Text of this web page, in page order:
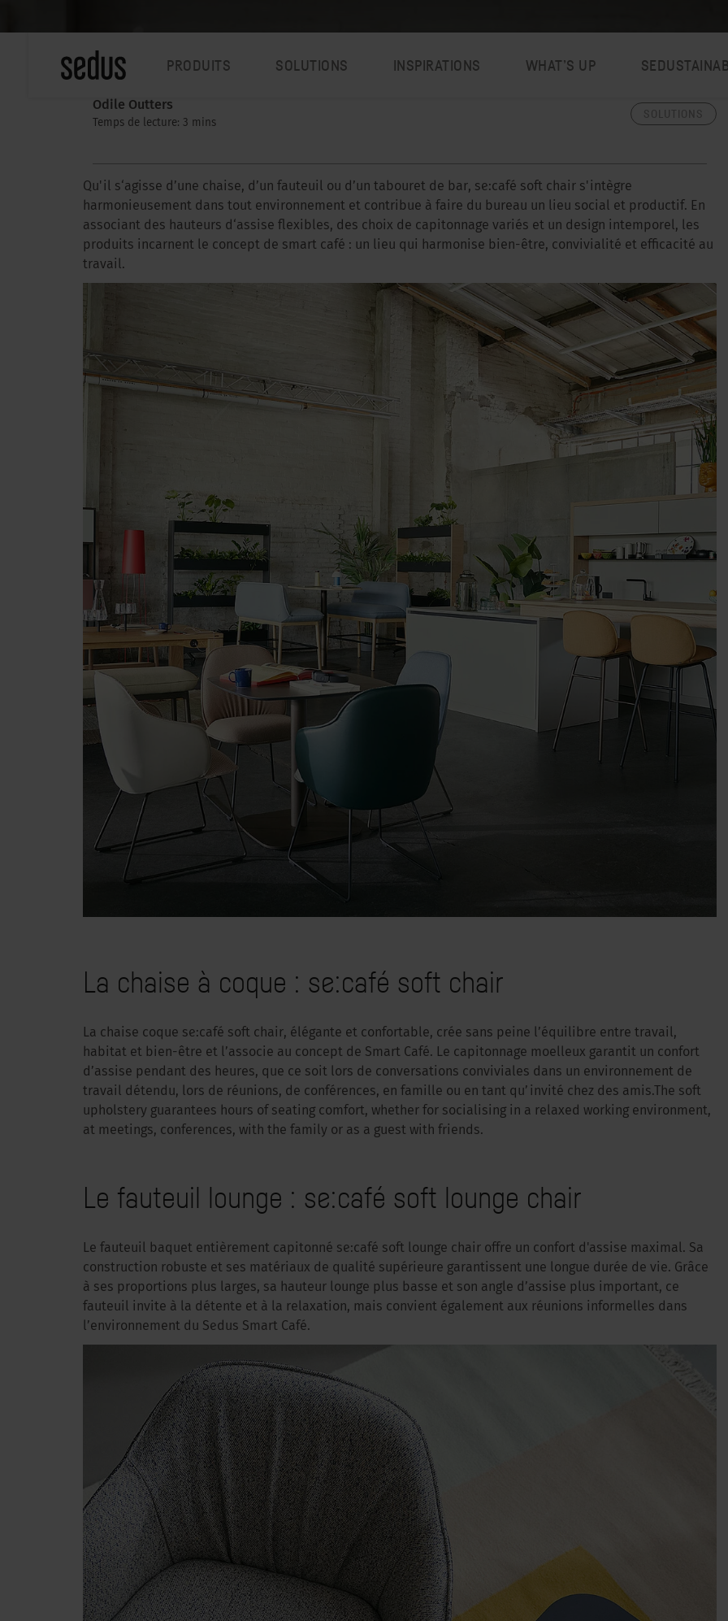
PRODUITS SOLUTIONS INSPIRATIONS WHAT’S UP
Odile Outters
Temps de lecture: 3 mins
Qu'il s‘agisse d’une chaise, d’un fauteuil ou d’un tabouret de bar, se:café soft chair s'intègre
harmonieusement dans tout environnement et contribue à faire du bureau un lieu social et productif. En
associant des hauteurs d‘assise flexibles, des choix de capitonnage variés et un design intemporel, les
produits incarnent le concept de smart café : un lieu qui harmonise bien-être, convivialité et efficacité au
travail.
La chaise à coque : se:café soft chair
La chaise coque se:café soft chair, élégante et confortable, crée sans peine l’équilibre entre travail,
habitat et bien-être et l’associe au concept de Smart Café. Le capitonnage moelleux garantit un confort
d’assise pendant des heures, que ce soit lors de conversations conviviales dans un environnement de
travail détendu, lors de réunions, de conférences, en famille ou en tant qu’invité chez des amis.The soft
upholstery guarantees hours of seating comfort, whether for socialising in a relaxed working environment,
at meetings, conferences, with the family or as a guest with friends.
Le fauteuil lounge : se:café soft lounge chair
Le fauteuil baquet entièrement capitonné se:café soft lounge chair offre un confort d'assise maximal. Sa
construction robuste et ses matériaux de qualité supérieure garantissent une longue durée de vie. Grâce
à ses proportions plus larges, sa hauteur lounge plus basse et son angle d’assise plus important, ce
fauteuil invite à la détente et à la relaxation, mais convient également aux réunions informelles dans
l’environnement du Sedus Smart Café.